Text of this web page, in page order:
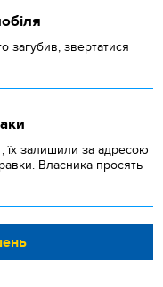
звертатися
, їх залишили за адресою
Власника просять